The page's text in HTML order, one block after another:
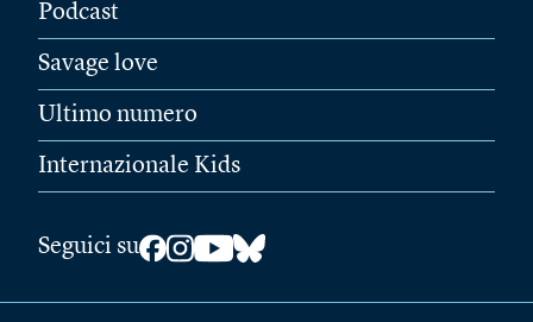
Podcast
Savage love
Ultimo numero
Internazionale Kids
Seguici su